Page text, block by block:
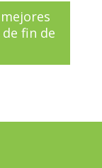
fin de